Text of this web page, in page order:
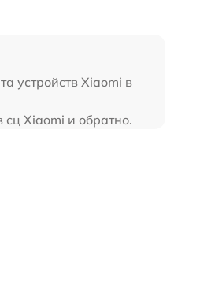
устройств Xiaomi в
Xiaomi и обратно.